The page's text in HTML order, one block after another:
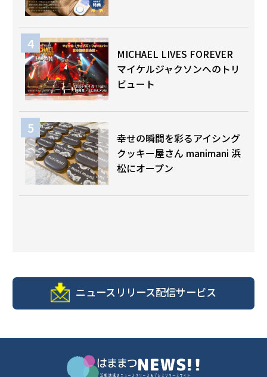
MICHAEL LIVES FOREVER
マイケルジャクソンへのトリ
ビュート
幸せの瞬間を彩るアイシング
クッキー屋さん manimani 浜
松にオープン
ニュースリリース配信サービス